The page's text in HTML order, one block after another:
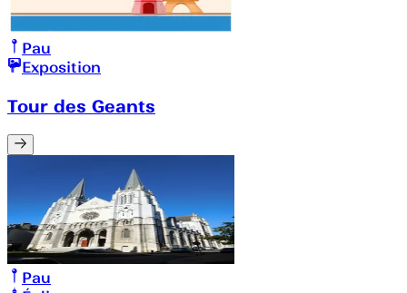
Pau
Exposition
Tour des Geants
Pau